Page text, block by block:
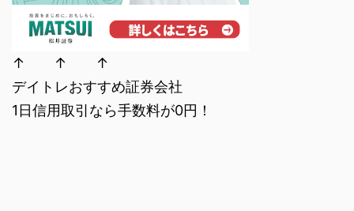
↑ ↑ ↑
デイトレおすすめ証券会社
1日信用取引なら手数料が0円！